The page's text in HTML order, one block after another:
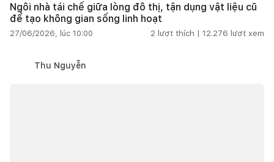
Ngôi nhà tái chế giữa lòng đô thị, tận dụng vật liệu cũ
để tạo không gian sống linh hoạt
27/06/2026, lúc 10:00 2 lượt thích | 12.276 lượt xem
Thu Nguyễn